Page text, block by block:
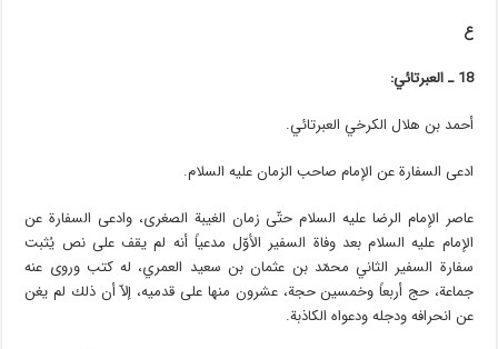
ع
18 ـ العبرتائي:
أحمد بن هلال الكرخي العبرتائي.
ادعى السفارة عن الإمام صاحب الزمان عليه السلام.
عاصر الإمام الرضا عليه السلام حتّى زمان الغيبة الصغرى، وادعى السفارة عن
الإمام عليه السلام بعد وفاة السفير الأوّل مدعياً أنه لم يقف على نص يُثبت
سفارة السفير الثاني محمّد بن عثمان بن سعيد العمري، له كتب وروى عنه
جماعة، حج أربعاً وخمسين حجة، عشرون منها على قدميه، إلاّ أن ذلك لم يغن
عن انحرافه ودجله ودعواه الكاذبة.